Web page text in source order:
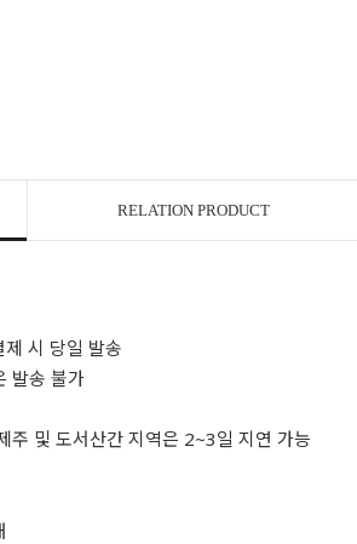
RELATION PRODUCT
시 당일 발송
발송 불가
주 및 도서산간 지역은 2~3일 지연 가능